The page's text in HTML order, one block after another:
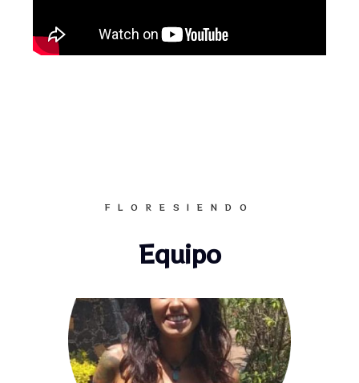
Nuestro enfoque está centrado en ayudar a
conectar a las personas con su sentimiento
autocastigo, la indignidad, la desesperanza o
el automaltrato. Tenemos muchos años de
liberarse de ansiedad, depresión, estrés
postraumático, traumas por abuso, ideación
suicida, fobias, bulimia y anorexia,
adicciones, trastorno obsesivo-compulsivo,
FLORESIENDO
Equipo